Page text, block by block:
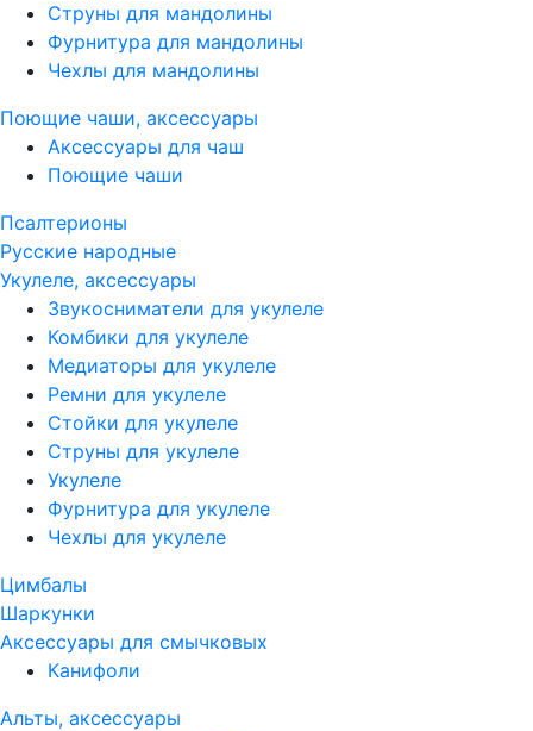
Струны для мандолины
Фурнитура для мандолины
Чехлы для мандолины
Поющие чаши, аксессуары
Аксессуары для чаш
Поющие чаши
Псалтерионы
Русские народные
Укулеле, аксессуары
Звукосниматели для укулеле
Комбики для укулеле
Медиаторы для укулеле
Ремни для укулеле
Стойки для укулеле
Струны для укулеле
Укулеле
Фурнитура для укулеле
Чехлы для укулеле
Цимбалы
Шаркунки
Аксессуары для смычковых
Канифоли
Альты, аксессуары